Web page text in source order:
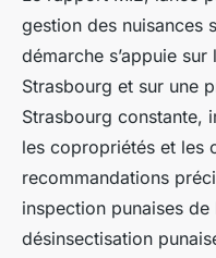
gestion des nuisances
démarche s’appuie
Strasbourg et sur une
Strasbourg constante,
les copropriétés et les
recommandations
inspection punaises de
désinsectisation